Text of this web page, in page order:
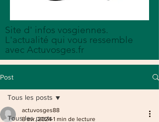
Site d' infos vosgiennes.
L'actualité qui vous ressemble
avec Actuvosges.fr
Post
Tous les posts
Tous les posts
actuvosges88
8 avr. 2024 1 min de lecture